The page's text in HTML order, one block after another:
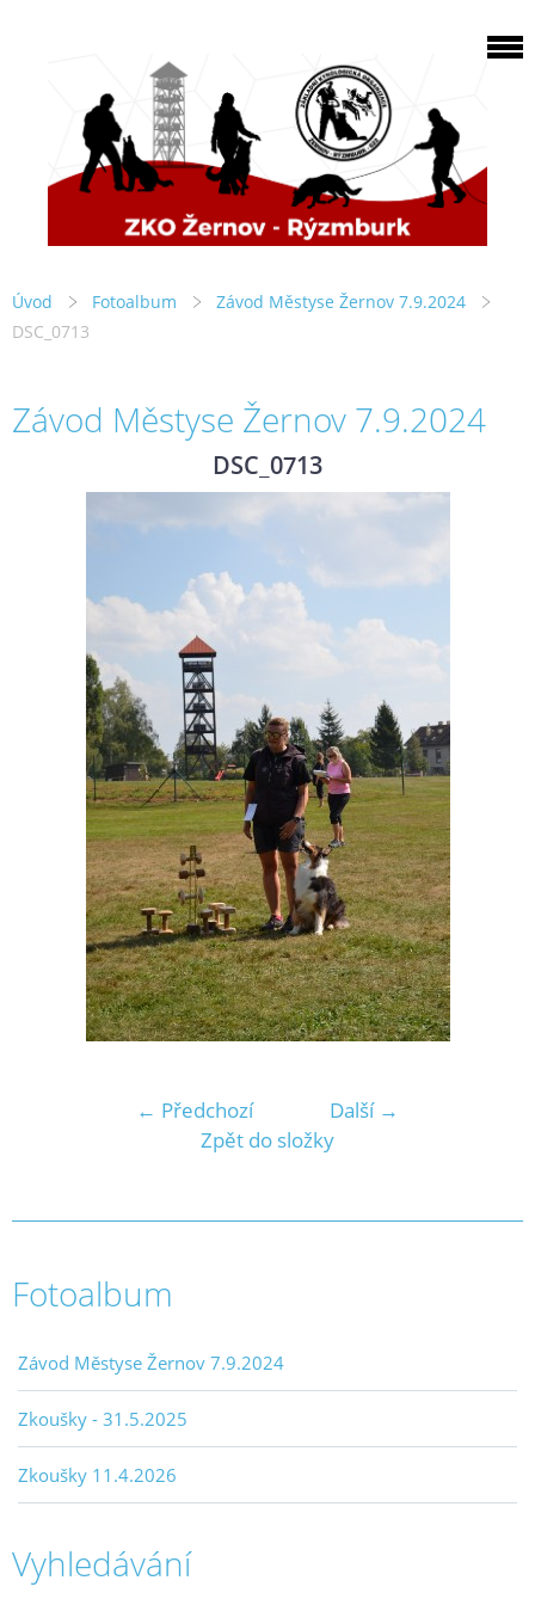
Úvod Fotoalbum
Závod Městyse Žernov 7.9.2024
DSC_0713
Závod Městyse Žernov 7.9.2024
DSC_0713
← Předchozí
Další →
Zpět do složky
Fotoalbum
Závod Městyse Žernov 7.9.2024
Zkoušky - 31.5.2025
Zkoušky 11.4.2026
Vyhledávání